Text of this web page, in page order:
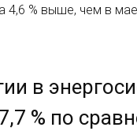
4,6 % выше, чем в
в
% по